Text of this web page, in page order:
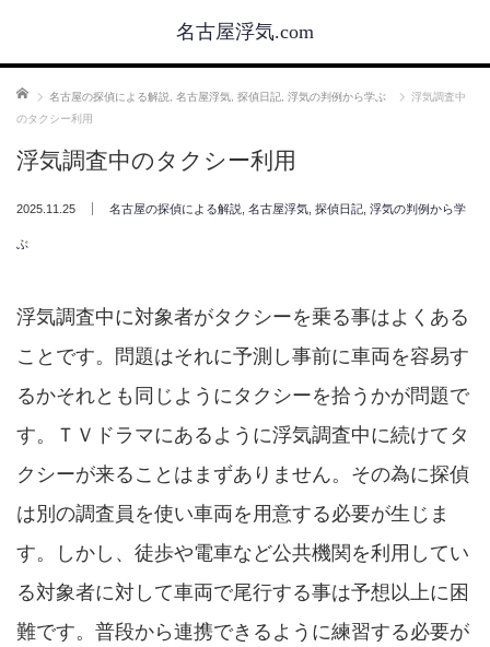
名古屋浮気.com
ホーム 名古屋の探偵による解説 名古屋浮気 探偵日記 浮気の判例から学ぶ
浮気調査中
のタクシー利用
浮気調査中のタクシー利用
2025.11.25 名古屋の探偵による解説 名古屋浮気 探偵日記 浮気の判例から学
ぶ
浮気調査中に対象者がタクシーを乗る事はよくある
ことです。問題はそれに予測し事前に車両を容易す
るかそれとも同じようにタクシーを拾うかが問題で
す。ＴＶドラマにあるように浮気調査中に続けてタ
クシーが来ることはまずありません。その為に探偵
は別の調査員を使い車両を用意する必要が生じま
す。しかし、徒歩や電車など公共機関を利用してい
る対象者に対して車両で尾行する事は予想以上に困
難です。普段から連携できるように練習する必要が